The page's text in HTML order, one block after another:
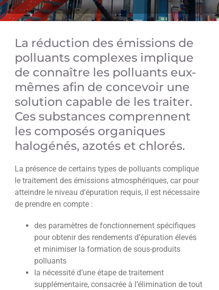
La réduction des émissions de
polluants complexes implique
de connaître les polluants eux-
mêmes afin de concevoir une
solution capable de les traiter.
Ces substances comprennent
les composés organiques
halogénés, azotés et chlorés.
La présence de certains types de polluants complique
le traitement des émissions atmosphériques, car pour
atteindre le niveau d’épuration requis, il est nécessaire
de prendre en compte :
des paramètres de fonctionnement spécifiques
pour obtenir des rendements d’épuration élevés
et minimiser la formation de sous-produits
polluants
la nécessité d’une étape de traitement
supplémentaire, consacrée à l’élimination de tout